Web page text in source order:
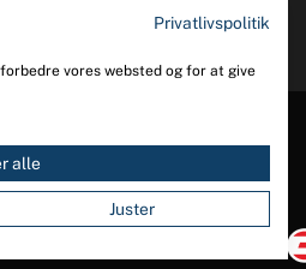
Privatlivspolitik
vores websted og for at give
alle
Juster